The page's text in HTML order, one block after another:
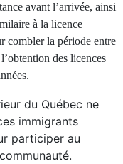
avant l’arrivée, ainsi
à la licence
combler la période entre
des licences
du Québec ne
immigrants
participer au